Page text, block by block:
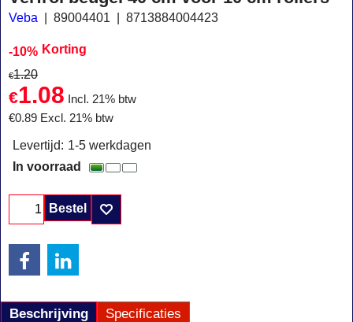
Veba 89004401 8713884004423
-10% Korting
€1.20
€1.08
Incl. 21% btw
€0.89 Excl. 21% btw
Levertijd: 1-5 werkdagen
In voorraad
Bestel
Beschrijving Specificaties